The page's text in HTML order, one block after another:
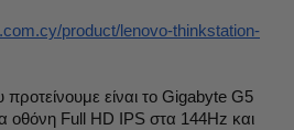
product/lenovo-thinkstation-
προτείνουμε είναι το Gigabyte G5
οθόνη Full HD IPS στα 144Hz και